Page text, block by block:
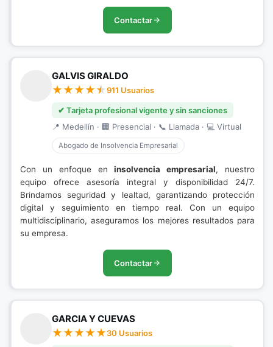
Contactar
GALVIS GIRALDO
911 Usuarios
✔ Tarjeta profesional vigente y sin sanciones
📍 Medellín · 🏢 Presencial · 📞 Llamada · 💻 Virtual
Abogado de Insolvencia Empresarial
Con un enfoque eninsolvencia empresarial, nuestro
equipo ofrece asesoría integral y disponibilidad 24/7.
Brindamos seguridad y lealtad, garantizando protección
digital y seguimiento en tiempo real. Con un equipo
multidisciplinario, aseguramos los mejores resultados para
su empresa.
Contactar
GARCIA Y CUEVAS
30 Usuarios